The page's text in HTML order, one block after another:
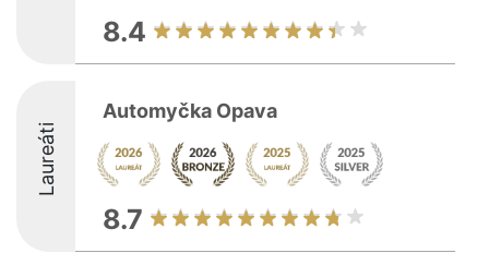
8.4
Laureáti
Automyčka Opava
8.7